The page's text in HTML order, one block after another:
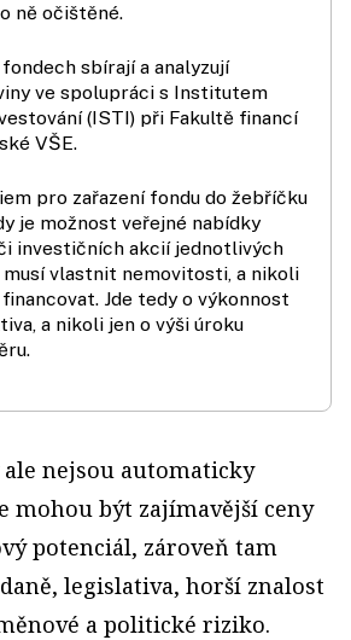
ně očištěné.
sbírají a analyzují
ve spolupráci s Institutem
(ISTI) při Fakultě financí
VŠE.
pro zařazení fondu do žebříčku
je možnost veřejné nabídky
investičních akcií jednotlivých
musí vlastnit nemovitosti, a nikoli
Jde tedy o výkonnost
a nikoli jen o výši úroku
nejsou automaticky
mohou být zajímavější ceny
potenciál, zároveň tam
legislativa, horší znalost
a politické riziko.